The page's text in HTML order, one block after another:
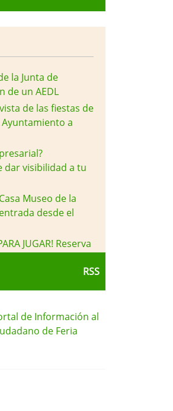
la Junta de
de un AEDL
de las fiestas de
a
dar visibilidad a tu
Museo de la
desde el
JUGAR! Reserva
RSS
de Información al
de Feria